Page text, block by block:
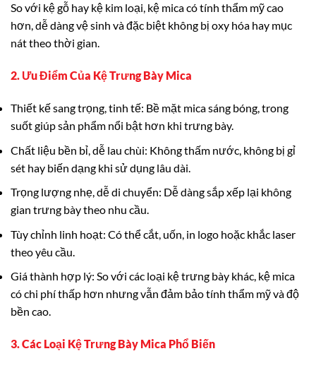
So với kệ gỗ hay kệ kim loại, kệ mica có tính thẩm mỹ cao
hơn, dễ dàng vệ sinh và đặc biệt không bị oxy hóa hay mục
nát theo thời gian.
2. Ưu Điểm Của Kệ Trưng Bày Mica
Thiết kế sang trọng, tinh tế: Bề mặt mica sáng bóng, trong
suốt giúp sản phẩm nổi bật hơn khi trưng bày.
Chất liệu bền bỉ, dễ lau chùi: Không thấm nước, không bị gỉ
sét hay biến dạng khi sử dụng lâu dài.
Trọng lượng nhẹ, dễ di chuyển: Dễ dàng sắp xếp lại không
gian trưng bày theo nhu cầu.
Tùy chỉnh linh hoạt: Có thể cắt, uốn, in logo hoặc khắc laser
theo yêu cầu.
Giá thành hợp lý: So với các loại kệ trưng bày khác, kệ mica
có chi phí thấp hơn nhưng vẫn đảm bảo tính thẩm mỹ và độ
bền cao.
3. Các Loại Kệ Trưng Bày Mica Phổ Biến